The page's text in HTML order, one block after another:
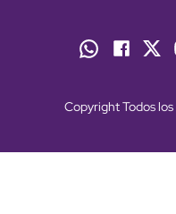
Copyright Todos